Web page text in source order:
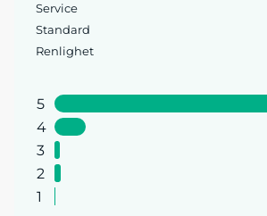
Service
Standard
Renlighet
5
4
3
2
1